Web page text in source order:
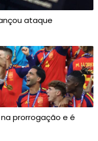
ataque
prorrogação e é